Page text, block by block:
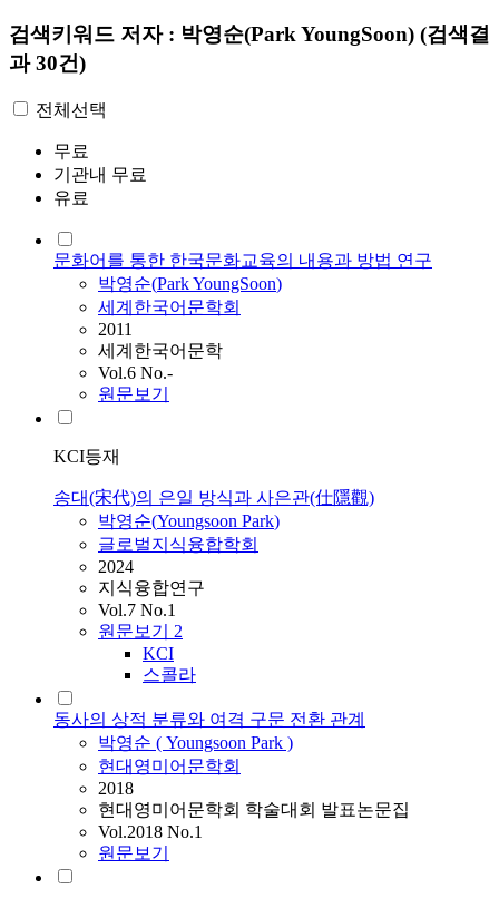
검색키워드 저자 : 박영순(Park YoungSoon) (검색결
과 30건)
전체선택
무료
기관내 무료
유료
문화어를 통한 한국문화교육의 내용과 방법 연구
박영순(ParkYoungSoon)
세계한국어문학회
2011
세계한국어문학
Vol.6 No.-
원문보기
KCI등재
송대(宋代)의 은일 방식과 사은관(仕隱觀)
박영순(Youngsoon Park)
글로벌지식융합학회
2024
지식융합연구
Vol.7 No.1
원문보기 2
KCI
스콜라
동사의 상적 분류와 여격 구문 전환 관계
박영순 ( Youngsoon Park )
현대영미어문학회
2018
현대영미어문학회 학술대회 발표논문집
Vol.2018 No.1
원문보기